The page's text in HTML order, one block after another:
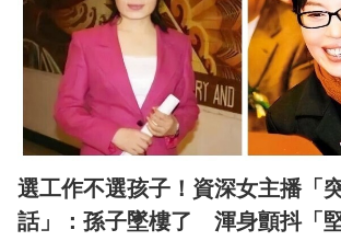
選工作不選孩子！資深女主播「
話」：孫子墜樓了 渾身顫抖「